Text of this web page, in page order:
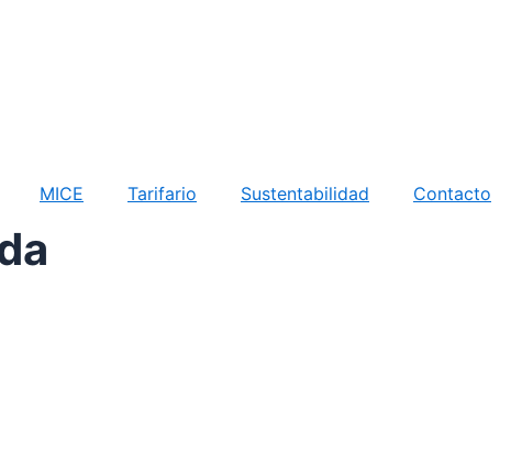
MICE Tarifario Sustentabilidad Contacto